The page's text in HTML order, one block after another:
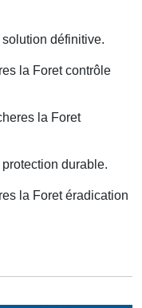
définitive.
la Foret contrôle
la Foret
durable.
la Foret éradication